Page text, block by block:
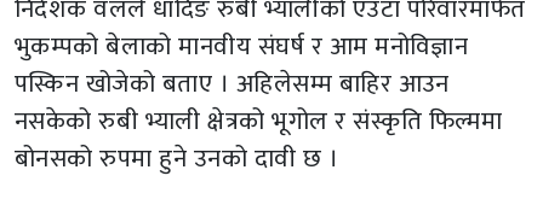
निर्देशक वलले धादिङ रुबी भ्यालीको एउटा परिवारमार्फत
भुकम्पको बेलाको मानवीय संघर्ष र आम मनोविज्ञान
पस्किन खोजेको बताए । अहिलेसम्म बाहिर आउन
नसकेको रुबी भ्याली क्षेत्रको भूगोल र संस्कृति फिल्ममा
बोनसको रुपमा हुने उनको दावी छ ।